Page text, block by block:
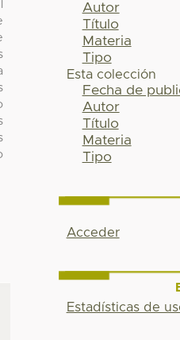
Autor
Título
Materia
Tipo
Esta colección
Fecha de
Autor
Título
Materia
Tipo
Acceder
Estadísticas de